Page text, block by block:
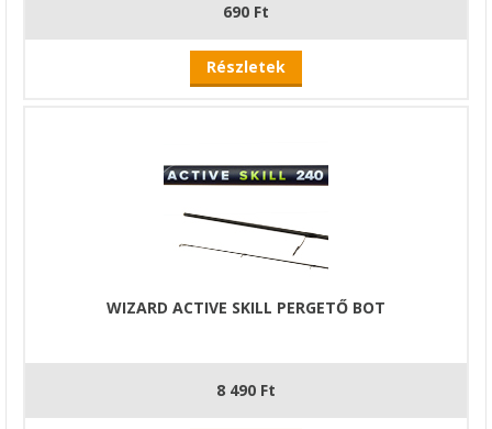
690 Ft
Részletek
WIZARD ACTIVE SKILL PERGETŐ BOT
8 490 Ft